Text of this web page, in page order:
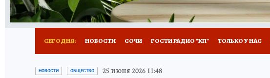
СЕГОДНЯ: НОВОСТИ СОЧИ ГОСТИ РАДИО "КП" ТОЛЬКО У НАС
ОТДЫХ В РОССИИ ЗДОРОВЬЕ КУБАНИ
НОВОСТИ ОБЩЕСТВО 25 июня 2026 11:48